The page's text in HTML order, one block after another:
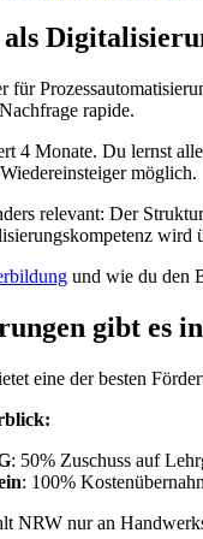
für
rapide.
4 Monate. Du lernst
möglich.
relevant: Der
wird
und wie du den
gibt es
eine der besten
: 50% Zuschuss auf
: 100%
NRW nur an